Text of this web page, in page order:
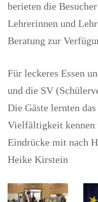
berieten die
Lehrerinnen und
Beratung zur
Für leckeres Essen
und die SV
Die Gäste lernten
Vielfältigkeit kennen
Eindrücke mit nach
Heike Kirstein